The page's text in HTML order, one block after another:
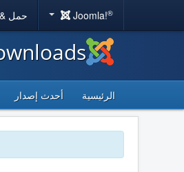
Joomla!® حمل
الرئيسية أحدث إصدار